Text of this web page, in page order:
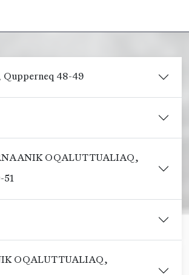
48-49
OQALUTTUALIAQ,
51
OQALUTTUALIAQ,